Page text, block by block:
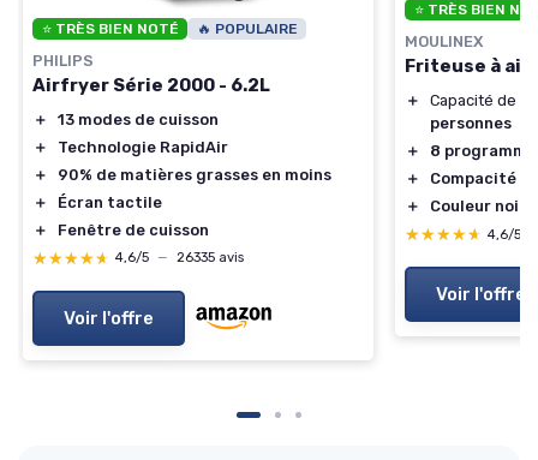
⭐ TRÈS BIEN NOTÉ 🔥 POPULAIRE
PHILIPS
Airfryer Série 2000 - 6.2L
＋
13 modes de cuisson
＋
Technologie RapidAir
＋
90% de matières grasses en moins
＋
Écran tactile
＋
Fenêtre de cuisson
★★★★★
★★★★★ 4,6/5 — 26335 avis
Voir l'offre
⭐ TRÈS BIEN
MOULINEX
Friteuse à air
＋ Capacité de
personnes
＋
8
＋
Compacité
＋
Couleur noire
★★★★★
★★★★★ 4,6/5
Voir l'offre